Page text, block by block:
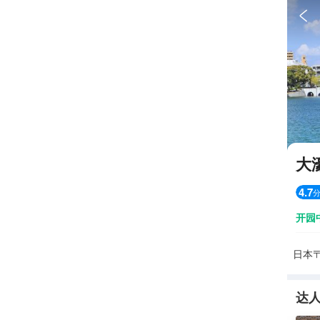

大
4.7分
开园
日本
达